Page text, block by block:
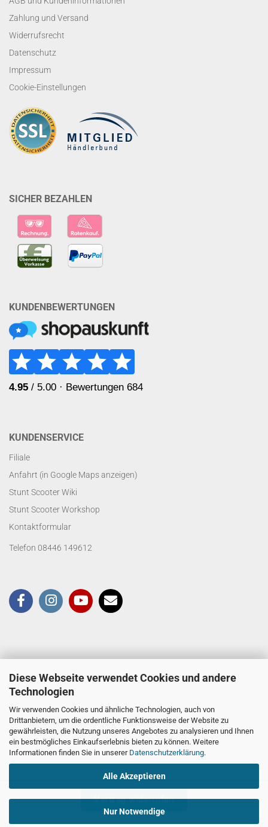
Diese Webseite verwendet Cookies und andere
Technologien
Wir verwenden Cookies und ähnliche Technologien, auch von
Drittanbietern, um die ordentliche Funktionsweise der Website zu
gewährleisten, die Nutzung unseres Angebotes zu analysieren und Ihnen
ein bestmögliches Einkaufserlebnis bieten zu können. Weitere
Informationen finden Sie in unserer Datenschutzerklärung.
Alle Akzeptieren
Nur Notwendige
Zahlung und Versand
Widerrufsrecht
Datenschutz
Impressum
Cookie-Einstellungen
SICHER BEZAHLEN
KUNDENBEWERTUNGEN
KUNDENSERVICE
Filiale
Anfahrt (in Google Maps anzeigen)
Stunt Scooter Wiki
Stunt Scooter Workshop
Kontaktformular
Telefon 08446 149612
Vertrag widerrufen